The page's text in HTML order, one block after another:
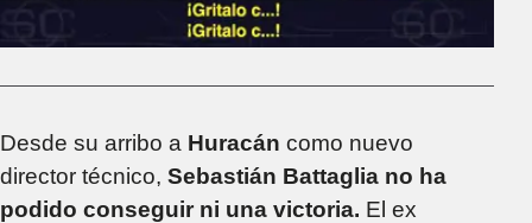
Desde su arribo a Huracán como nuevo
director técnico, Sebastián Battaglia no ha
podido conseguir ni una victoria. El ex